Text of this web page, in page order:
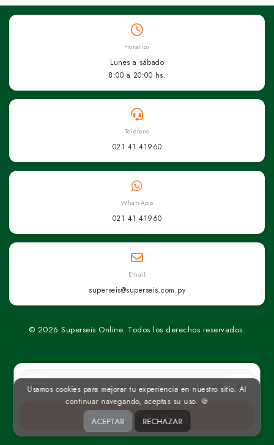
kg
AGREGAR AL CARRITO
Horarios
Lunes a sábado
8:00 a 20:00 hs.
Teléfono
021 41 41960
WhatsApp
021 41 41960
Email
superseis@superseis.com.py
© 2026 Superseis Online. Todos los derechos reservados.
Usamos cookies para mejorar tu experiencia en nuestro sitio. Al
continuar navegando, aceptas su uso. 🍪
ACEPTAR RECHAZAR